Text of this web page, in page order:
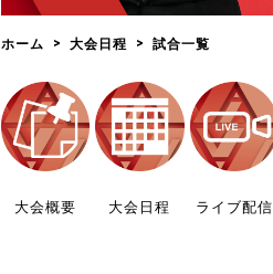
委員会
指導者養成委員会
競技者育成委員会
スポーツ医・科学委員会
事業計画・事業報告
財務諸表等
JTTAスポーツ団体ガバナ
ンスコード
ホーム 大会日程 試合一覧
大会概要 大会日程 ライブ配信